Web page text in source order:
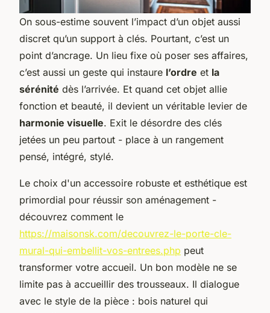
On sous-estime souvent l’impact d’un objet aussi
discret qu’un support à clés. Pourtant, c’est un
point d’ancrage. Un lieu fixe où poser ses affaires,
c’est aussi un geste qui instaure l’ordre et la
sérénité dès l’arrivée. Et quand cet objet allie
fonction et beauté, il devient un véritable levier de
harmonie visuelle. Exit le désordre des clés
jetées un peu partout - place à un rangement
pensé, intégré, stylé.
Le choix d'un accessoire robuste et esthétique est
primordial pour réussir son aménagement -
découvrez comment le
https://maisonsk.com/decouvrez-le-porte-cle-
mural-qui-embellit-vos-entrees.php peut
transformer votre accueil. Un bon modèle ne se
limite pas à accueillir des trousseaux. Il dialogue
avec le style de la pièce : bois naturel qui